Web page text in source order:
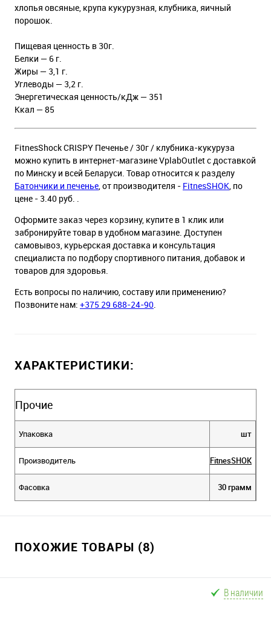
хлопья овсяные, крупа кукурузная, клубника, яичный
порошок.
Пищевая ценность в 30г.
Белки — 6 г.
Жиры — 3,1 г.
Углеводы — 3,2 г.
Энергетическая ценность/кДж — 351
Ккал — 85
FitnesShock CRISPY Печенье / 30г / клубника-кукуруза
можно купить в интернет-магазине VplabOutlet с доставкой
по Минску и всей Беларуси. Товар относится к разделу
Батончики и печенье, от производителя - FitnesSHOK, по
цене - 3.40 руб. .
Оформите заказ через корзину, купите в 1 клик или
забронируйте товар в удобном магазине. Доступен
самовывоз, курьерская доставка и консультация
специалиста по подбору спортивного питания, добавок и
товаров для здоровья.
Есть вопросы по наличию, составу или применению?
Позвоните нам: +375 29 688-24-90.
ХАРАКТЕРИСТИКИ:
Прочие
Упаковка шт
Производитель FitnesSHOK
Фасовка 30 грамм
ПОХОЖИЕ ТОВАРЫ (8)
В наличии